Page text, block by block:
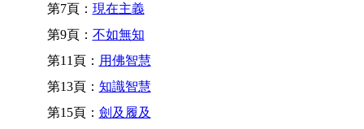
第7頁： 現在主義
第9頁： 不如無知
第11頁： 用佛智慧
第13頁： 知識智慧
第15頁： 劍及履及